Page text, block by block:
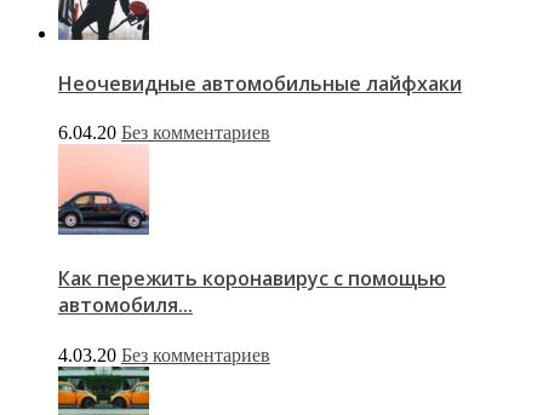
Неочевидные автомобильные лайфхаки
6.04.20 Без комментариев
Как пережить коронавирус с помощью
автомобиля...
4.03.20 Без комментариев